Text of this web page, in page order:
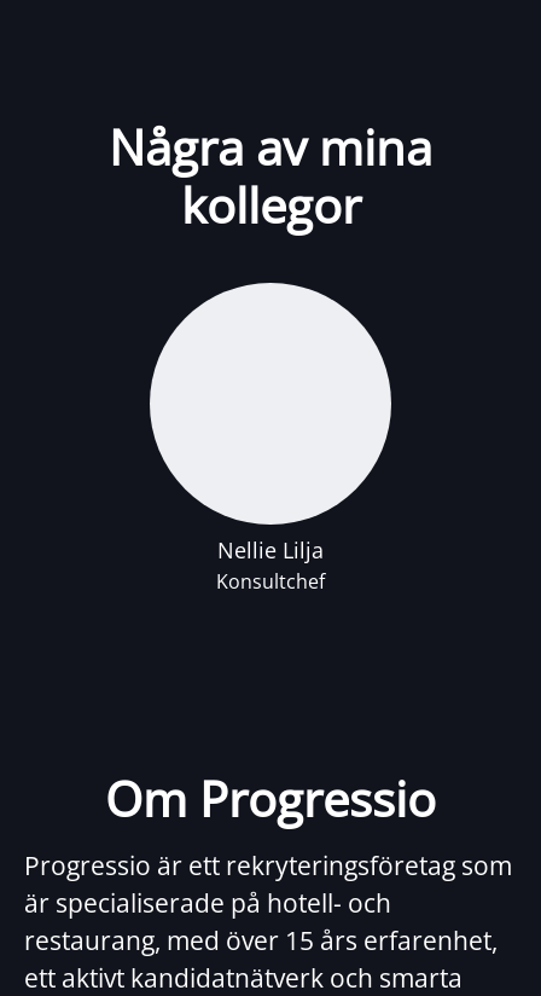
Några av mina
kollegor
Nellie Lilja
Konsultchef
Om Progressio
Progressio är ett rekryteringsföretag som
är specialiserade på hotell- och
restaurang, med över 15 års erfarenhet,
ett aktivt kandidatnätverk och smarta